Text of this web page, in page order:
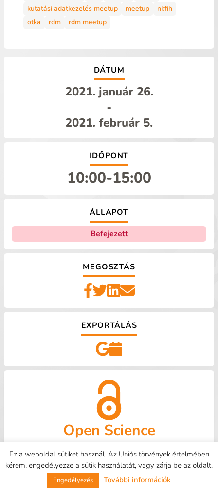
kutatási adatkezelés meetup
meetup
nkfih
otka
rdm rdm meetup
DÁTUM
2021. január 26.
-
2021. február 5.
IDŐPONT
10:00-15:00
ÁLLAPOT
Befejezett
MEGOSZTÁS
EXPORTÁLÁS
Open Science
DEENK - 2026
Email:openaire@lib.unideb.hu
Ez a weboldal sütiket használ. Az Uniós törvények értelmében
kérem, engedélyezze a sütik használatát, vagy zárja be az oldalt.
Engedélyezés További információk